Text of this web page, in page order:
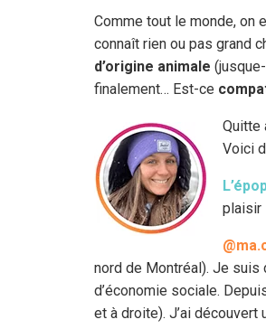
Comme tout le monde, on
connaît rien ou pas grand
d’origine animale
finalement… Est-ce
Quitte
Voici
plaisir
nord de Montréal). Je suis
d’économie sociale.
et à droite). J’ai découvert